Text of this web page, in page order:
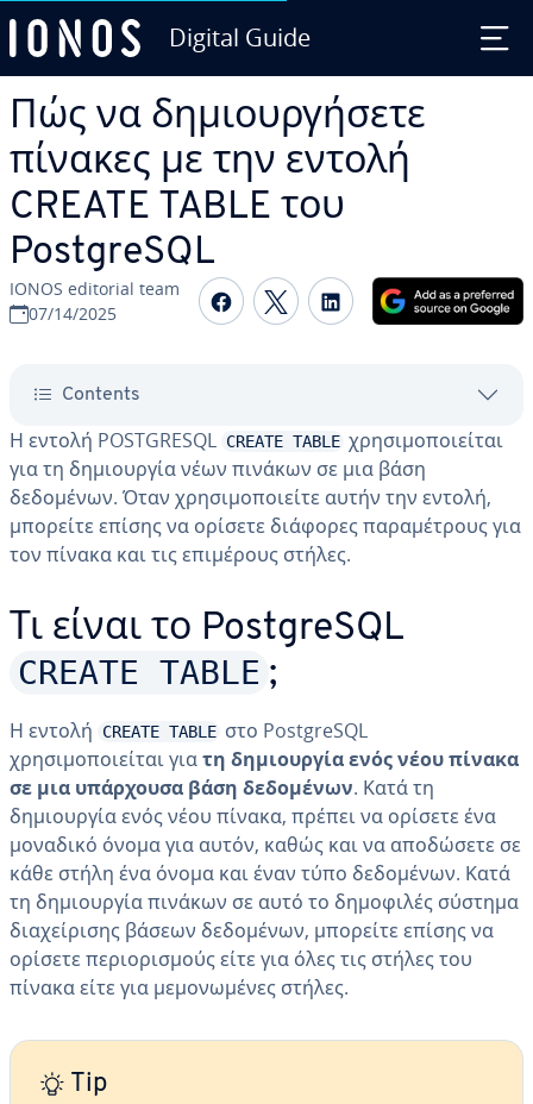
Digital Guide
Πώς να δημιουργήσετε
πίνακες με την εντολή
CREATE TABLE του
PostgreSQL
IONOS editorial team
07/14/2025
Share on Facebook
Share on Twitter
Share on
Contents
Η εντολή POSTGRESQL CREATE TABLE χρησιμοποιείται
για τη δημιουργία νέων πινάκων σε μια βάση
δεδομένων. Όταν χρησιμοποιείτε αυτήν την εντολή,
μπορείτε επίσης να ορίσετε διάφορες παραμέτρους για
τον πίνακα και τις επιμέρους στήλες.
Τι είναι το PostgreSQL
CREATE TABLE ;
Η εντολή CREATE TABLE στο PostgreSQL
χρησιμοποιείται γιατη δημιουργία ενός νέου πίνακα
σε μια υπάρχουσα βάση δεδομένων. Κατά τη
δημιουργία ενός νέου πίνακα, πρέπει να ορίσετε ένα
μοναδικό όνομα για αυτόν, καθώς και να αποδώσετε σε
κάθε στήλη ένα όνομα και έναν τύπο δεδομένων. Κατά
τη δημιουργία πινάκων σε αυτό το δημοφιλές σύστημα
διαχείρισης βάσεων δεδομένων, μπορείτε επίσης να
ορίσετε περιορισμούς είτε για όλες τις στήλες του
πίνακα είτε για μεμονωμένες στήλες.
Tip